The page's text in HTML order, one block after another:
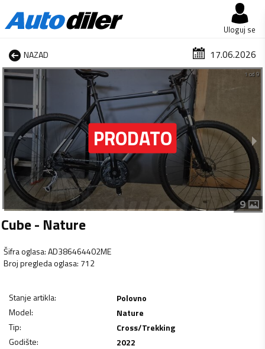
Uloguj se
NAZAD 17.06.2026
1 od 9
9
Cube - Nature
Šifra oglasa:AD386464402ME
Broj pregleda oglasa: 712
Stanje artikla:
Polovno
Model:
Nature
Tip:
Cross/Trekking
Godište:
2022